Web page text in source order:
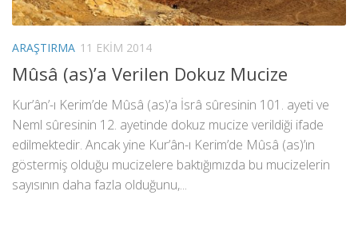
ARAŞTIRMA 11 EKIM 2014
Mûsâ (as)’a Verilen Dokuz Mucize
Kur’ân’-ı Kerim’de Mûsâ (as)’a İsrâ sûresinin 101. ayeti ve
Neml sûresinin 12. ayetinde dokuz mucize verildiği ifade
edilmektedir. Ancak yine Kur’ân-ı Kerim’de Mûsâ (as)’ın
göstermiş olduğu mucizelere baktığımızda bu mucizelerin
sayısının daha fazla olduğunu,...